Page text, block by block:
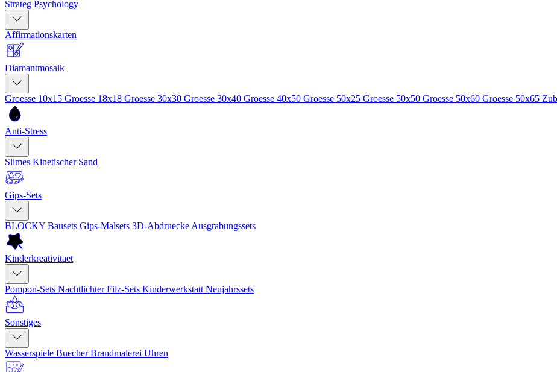
Strateg Psychology
Affirmationskarten
Diamantmosaik
Groesse 10x15 Groesse 18x18 Groesse 30x30 Groesse 30x40 Groesse 40x50 Groesse 50x25 Groesse 50x50 Groesse 50x60 Groesse 50x65
Anti-Stress
Slimes Kinetischer Sand
Gips-Sets
BLOCKY Bausets Gips-Malsets 3D-Abdruecke Ausgrabungssets
Kinderkreativitaet
Pompon-Sets NachtlichterFilz-Sets Kinderwerkstatt Neujahrssets
Sonstiges
Wasserspiele BuecherBrandmalerei Uhren